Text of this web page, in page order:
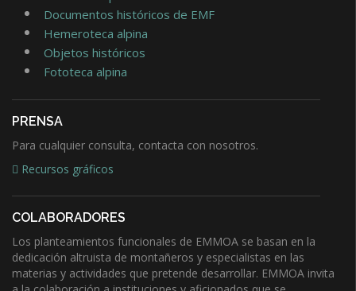
Documentos históricos de EMF
Hemeroteca alpina
Objetos históricos
Fototeca alpina
PRENSA
Para cualquier consulta, contacta con nosotros.
Recursos gráficos
COLABORADORES
Los planteamientos funcionales de EMMOA se basan en la
dedicación altruista de montañeros y especialistas en las
materias y actividades que pretende desarrollar. EMMOA invita